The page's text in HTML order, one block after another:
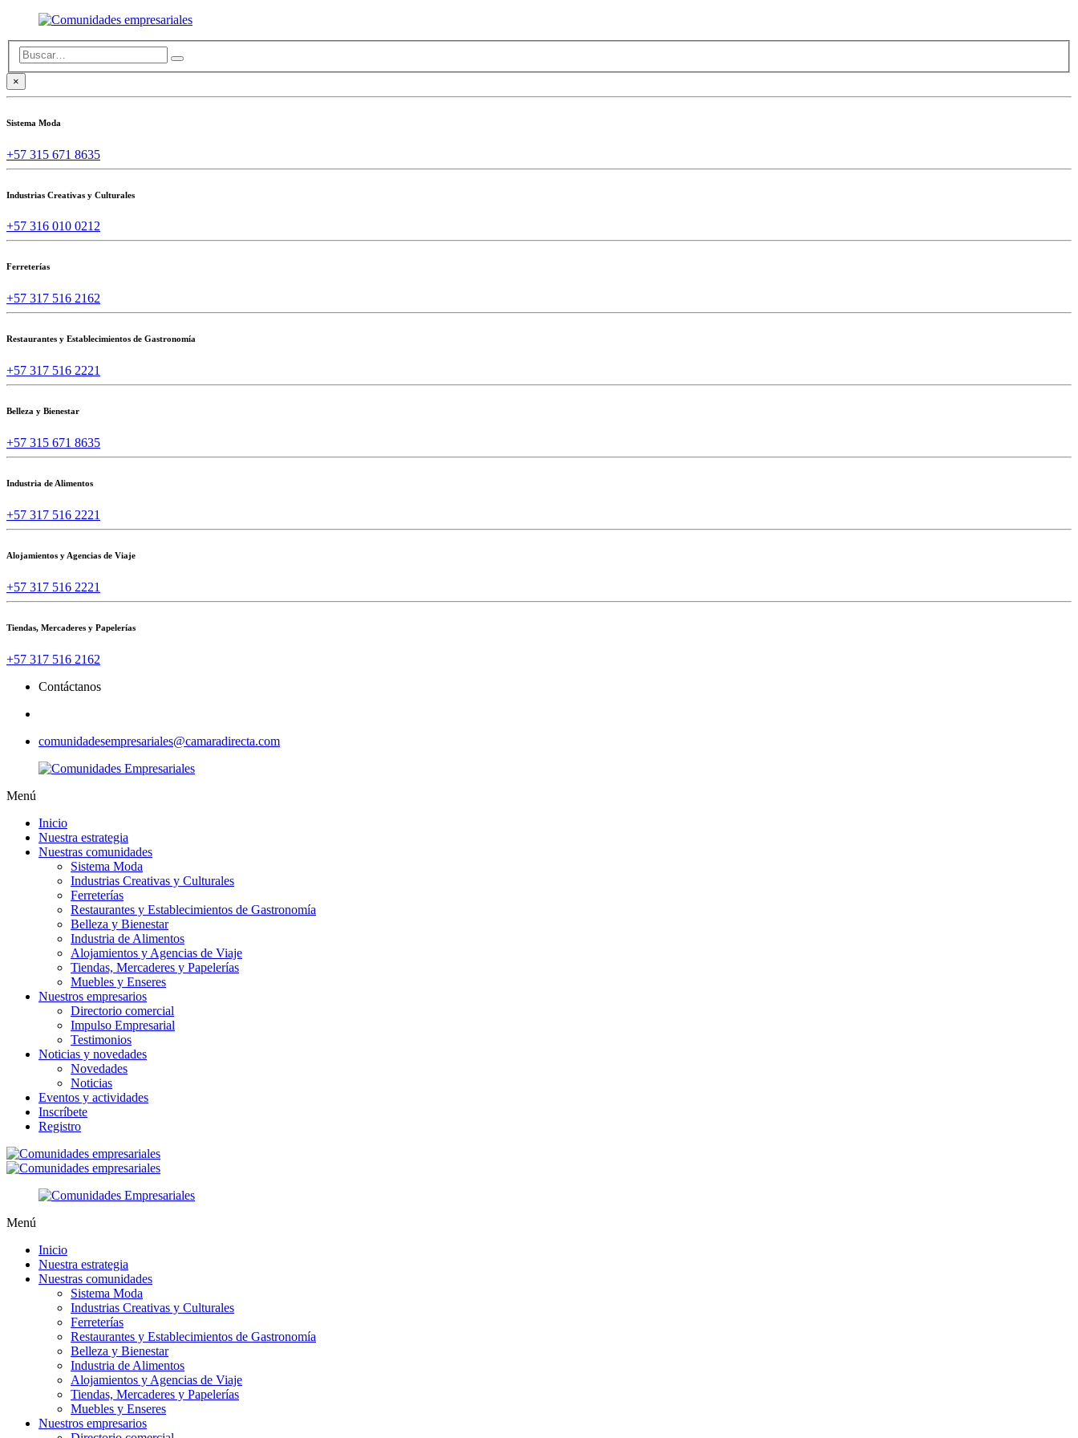
×
Sistema Moda
+57 315 671 8635
Industrias Creativas y Culturales
+57 316 010 0212
Ferreterías
+57 317 516 2162
Restaurantes y Establecimientos de Gastronomía
+57 317 516 2221
Belleza y Bienestar
+57 315 671 8635
Industria de Alimentos
+57 317 516 2221
Alojamientos y Agencias de Viaje
+57 317 516 2221
Tiendas, Mercaderes y Papelerías
+57 317 516 2162
Contáctanos
comunidadesempresariales@camaradirecta.com
Menú
Inicio
Nuestra estrategia
Nuestras comunidades
Sistema Moda
Industrias Creativas y Culturales
Ferreterías
Restaurantes y Establecimientos de Gastronomía
Belleza y Bienestar
Industria de Alimentos
Alojamientos y Agencias de Viaje
Tiendas, Mercaderes y Papelerías
Muebles y Enseres
Nuestros empresarios
Directorio comercial
Impulso Empresarial
Testimonios
Noticias y novedades
Novedades
Noticias
Eventos y actividades
Inscríbete
Registro
Menú
Inicio
Nuestra estrategia
Nuestras comunidades
Sistema Moda
Industrias Creativas y Culturales
Ferreterías
Restaurantes y Establecimientos de Gastronomía
Belleza y Bienestar
Industria de Alimentos
Alojamientos y Agencias de Viaje
Tiendas, Mercaderes y Papelerías
Muebles y Enseres
Nuestros empresarios